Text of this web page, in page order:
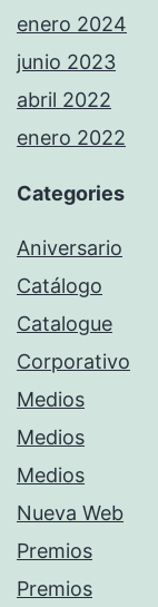
enero 2024
junio 2023
abril 2022
enero 2022
Categories
Aniversario
Catálogo
Catalogue
Corporativo
Medios
Medios
Medios
Nueva Web
Premios
Premios